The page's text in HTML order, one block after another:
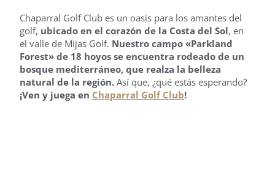
Chaparral Golf Club es un oasis para los amantes del
golf, ubicado en el corazón de la Costa del Sol, en
el valle de Mijas Golf. Nuestro campo «Parkland
Forest» de 18 hoyos se encuentra rodeado de un
bosque mediterráneo, que realza la belleza
natural de la región. Así que, ¿qué estás esperando?
¡Ven y juega en Chaparral Golf Club!